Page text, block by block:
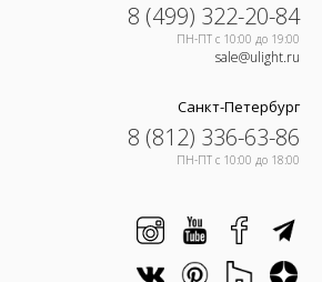
8 (499) 322-20-84
ПН-ПТ c 10:00 до 19:00
sale@ulight.ru
Санкт-Петербург
8 (812) 336-63-86
ПН-ПТ c 10:00 до 18:00